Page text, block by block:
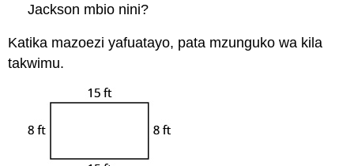
Jackson mbio nini?
Katika mazoezi yafuatayo, pata mzunguko wa kila
takwimu.